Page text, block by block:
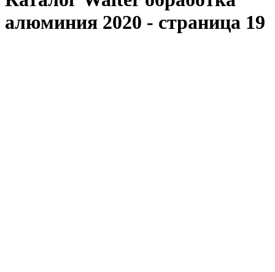
алюминия 2020 - страница 19